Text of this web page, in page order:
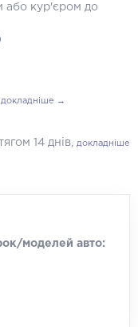
або кур'єром до
докладніше →
14 днів, докладніше
моделей авто: